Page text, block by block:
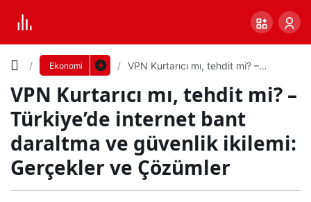
Ekonomi
VPN Kurtarıcı mı, tehdit mi? –
güvenlik ikilemi: Gerçekler ve
Çözümler
VPN Kurtarıcı mı, tehdit mi? –
Türkiye’de internet bant
daraltma ve güvenlik ikilemi:
Gerçekler ve Çözümler
VPN
Yazı
Boyutunu
0